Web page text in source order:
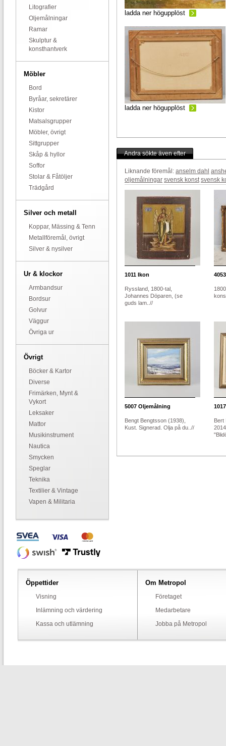
Litografier
Oljemålningar
Ramar
Skulptur &
konsthantverk
Möbler
Bord
Byråar, sekretärer
Kistor
Matsalsgrupper
Möbler, övrigt
Sittgrupper
Skåp & hyllor
Soffor
Stolar & Fåtöljer
Trädgård
Silver och metall
Koppar, Mässing & Tenn
Metallföremål, övrigt
Silver & nysilver
Ur & klockor
Armbandsur
Bordsur
Golvur
Väggur
Övriga ur
Övrigt
Böcker & Kartor
Diverse
Frimärken, Mynt &
Vykort
Leksaker
Mattor
Musikinstrument
Nautica
Smycken
Speglar
Teknika
Textilier & Vintage
Vapen & Militaria
ladda ner högupplöst
ladda ner högupplöst
Andra sökte även efter
Liknande föremål: anselm dahl
oljemålningar svensk konst svensk
1011 Ikon
Ryssland, 1800-tal,
Johannes Döparen, (se
guds lam..//
4053
5007 Oljemålning
Bengt Bengtsson (1938),
Kust. Signerad. Olja på du..//
1017
Bert
Öppettider
Visning
Inlämning och värdering
Kassa och utlämning
Om Metropol
Företaget
Medarbetare
Jobba på Metropol